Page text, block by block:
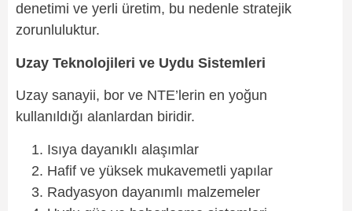
denetimi ve yerli üretim, bu nedenle stratejik
zorunluluktur.
Uzay Teknolojileri ve Uydu Sistemleri
Uzay sanayii, bor ve NTE’lerin en yoğun
kullanıldığı alanlardan biridir.
Isıya dayanıklı alaşımlar
Hafif ve yüksek mukavemetli yapılar
Radyasyon dayanımlı malzemeler